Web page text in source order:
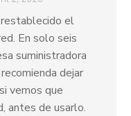
el
En solo seis
suministradora
dejar
vemos que
antes de usarlo.